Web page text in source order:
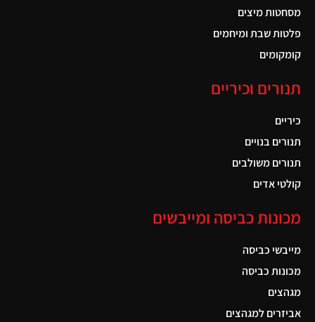
מסחטות מיצים
פלטות שבת ומיחמים
קומקומים
תנורים וכיריים
כיריים
תנורים בנויים
תנורים משולבים
קולטי אדים
מכונות כביסה ומייבשים
מייבשי כביסה
מכונות כביסה
מגהצים
אביזרים למגהצים